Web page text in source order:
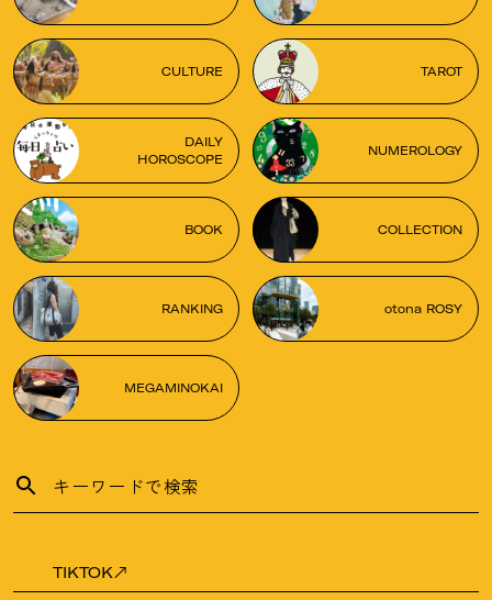
CULTURE TAROT
DAILY
HOROSCOPE
NUMEROLOGY
BOOK COLLECTION
RANKING otona ROSY
MEGAMINOKAI
TIKTOK